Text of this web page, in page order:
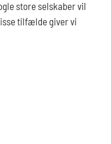
store selskaber vil
tilfælde giver vi